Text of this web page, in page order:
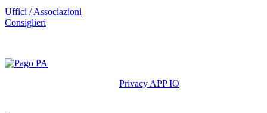
Uffici / Associazioni
Consiglieri
Privacy APP IO